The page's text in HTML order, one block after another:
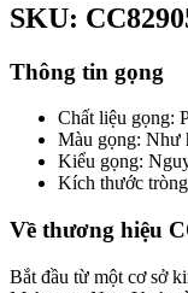
SKU:
Thông tin gọng
Chất liệu gọng:
Màu gọng: Như
Kiểu gọng:
Kích thước
Về thương hiệu
Bắt đầu từ một cơ sở